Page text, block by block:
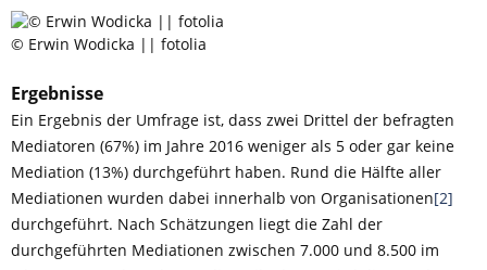
© Erwin Wodicka || fotolia
Ergebnisse
Ein Ergebnis der Umfrage ist, dass zwei Drittel der befragten
Mediatoren (67%) im Jahre 2016 weniger als 5 oder gar keine
Mediation (13%) durchgeführt haben. Rund die Hälfte aller
Mediationen wurden dabei innerhalb von Organisationen[2]
durchgeführt. Nach Schätzungen liegt die Zahl der
durchgeführten Mediationen zwischen 7.000 und 8.500 im